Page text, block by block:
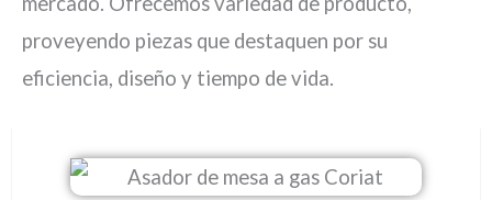
proveyendo piezas que destaquen por su
eficiencia, diseño y tiempo de vida.